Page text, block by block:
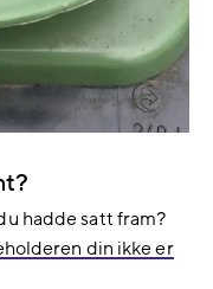
hadde satt fram?
din ikke er